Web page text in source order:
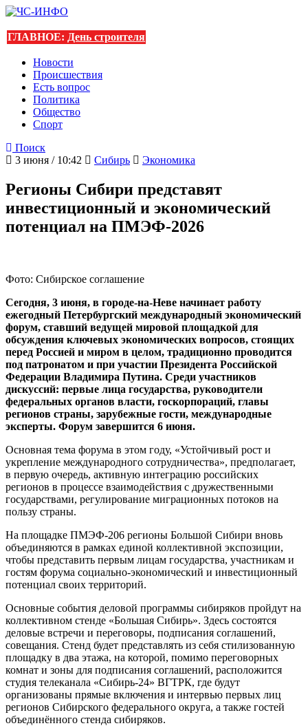
ГЛАВНОЕ: День строителя
Новости
Происшествия
Есть вопрос
Политика
Общество
Спорт
Поиск
3 июня / 10:42
Сибирь Экономика
Регионы Сибири представят
инвестиционный и экономический
потенциал на ПМЭФ-2026
Фото: Сибирское соглашение
Сегодня, 3 июня, в городе-на-Неве начинает работу
ежегодный Петербургский международный экономический
форум, ставший ведущей мировой площадкой для
обсуждения ключевых экономических вопросов, стоящих
перед Россией и миром в целом, традиционно проводится
под патронатом и при участии Президента Российской
Федерации Владимира Путина. Среди участников
дискуссий: первые лица государства, руководители
федеральных органов власти, госкорпораций, главы
регионов страны, зарубежные гости, международные
эксперты. Форум завершится 6 июня.
Основная тема форума в этом году, «Устойчивый рост и
укрепление международного сотрудничества», предполагает,
в первую очередь, активную интеграцию российских
регионов в процессе взаимодействия с дружественными
государствами, регулирование миграционных потоков на
пользу страны.
На площадке ПМЭФ-206 регионы Большой Сибири вновь
объединяются в рамках единой коллективной экспозиции,
чтобы представить первым лицам государства, участникам и
гостям форума социально-экономический и инвестиционный
потенциал своих территорий.
Основные события деловой программы сибиряков пройдут на
коллективном стенде «Большая Сибирь». Здесь состоятся
деловые встречи и переговоры, подписания соглашений,
совещания. Стенд будет представлять из себя стилизованную
площадку в два этажа, на которой, помимо переговорных
комнат и зоны для подписания соглашений, расположится
студия телеканала «Сибирь-24» ВГТРК, где будут
организованы прямые включения и интервью первых лиц
регионов Сибирского федерального округа, а также гостей
объединённого стенда сибиряков.